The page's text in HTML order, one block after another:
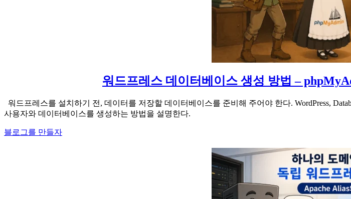
워드프레스 데이터베이스 생성 방법 –
워드프레스를 설치하기 전, 데이터를 저장할 데이터베이스를 준비해 주어야 한다. WordPress,
사용자와 데이터베이스를 생성하는 방법을 설명한다.
블로그를 만들자